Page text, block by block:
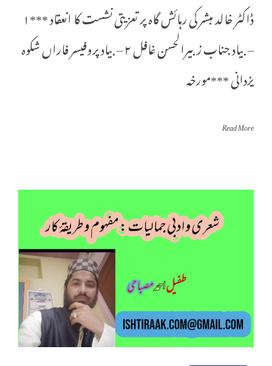
ڈاکٹر خالد مبشر کی رہائش گاہ پر تعزیتی نشست کا انعقاد ***۱
– بیاد جناب زبیرالحسن غافل ۲ – بیاد پروفیسر فاراں شکوہ
یزدانی ***مورخہ
Read More